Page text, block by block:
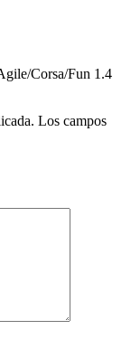
Corsa/Fun 1.4
Los campos